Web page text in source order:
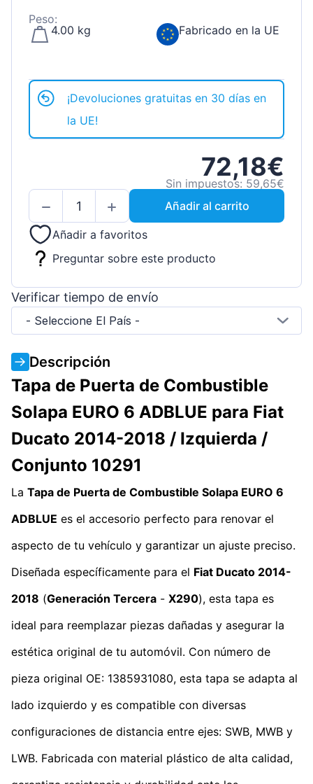
Peso:
4.00 kg
Fabricado en la UE
¡Devoluciones gratuitas en 30 días en
la UE!
72,18€
Sin impuestos: 59,65€
Añadir al carrito
Añadir a favoritos
Preguntar sobre este producto
Verificar tiempo de envío
- Seleccione El País -
Descripción
Tapa de Puerta de Combustible
Solapa EURO 6 ADBLUE para Fiat
Ducato 2014-2018 / Izquierda /
Conjunto 10291
La Tapa de Puerta de Combustible Solapa EURO 6
ADBLUE es el accesorio perfecto para renovar el
aspecto de tu vehículo y garantizar un ajuste preciso.
Diseñada específicamente para el Fiat Ducato 2014-
2018 (Generación Tercera - X290), esta tapa es
ideal para reemplazar piezas dañadas y asegurar la
estética original de tu automóvil. Con número de
pieza original OE: 1385931080, esta tapa se adapta al
lado izquierdo y es compatible con diversas
configuraciones de distancia entre ejes: SWB, MWB y
LWB. Fabricada con material plástico de alta calidad,